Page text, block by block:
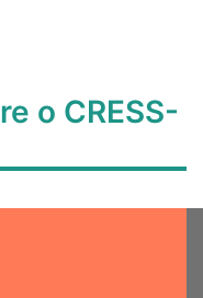
o CRESS-